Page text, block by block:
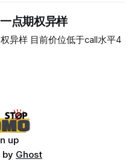
点期权异样
call水平4
up
by Ghost